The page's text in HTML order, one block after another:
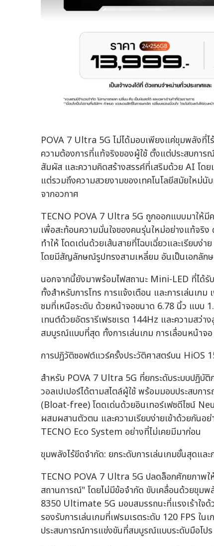
POVA 7 Ultra 5G ไม่ได้มอบเพียงแค่ขุมพลังที่
ความต้องการที่แท้จริงของผู้ใช้ ตั้งแต่ประสบการ
สัมผัส และความคิดสร้างสรรค์ที่เสริมด้วย AI โด
แต่รวมถึงความสวยงามของเทคโนโลยีสมัยใหม่นั
จากอวกาศ
TECNO POVA 7 Ultra 5G ถูกออกแบบมาให้มี
เพื่อสะท้อนความมั่นใจของคนรุ่นใหม่อย่างแท้จ
ทำให้ โดดเด่นด้วยเส้นสายที่โฉบเฉี่ยวและเรียบง่
โดยมีสัญลักษณ์รูปทรงสามเหลี่ยม อันเป็นเอกลัก
นอกจากนี้ยังมาพร้อมไฟสถานะ Mini-LED ที่ได้
ทั้งสำหรับการโทร การแจ้งเตือน และการเล่นเก
ชมที่เหนือระดับ ด้วยหน้าจอขนาด 6.78 นิ้ว แบบ
เทนต์ด้วยอัตรารีเฟรชเรต 144Hz และความสว่
สมบูรณ์แบบที่สุด ทั้งการเล่นเกม การเลื่อนหน้าจ
การปฏิวัติซอฟต์แวร์ครั้งประวัติศาสตร์บน HiOS
สำหรับ POVA 7 Ultra 5G ที่ยกระดับระบบปฏิบั
วอลเปเปอร์ได้ตามสไตล์ผู้ใช้ พร้อมมอบประสบกา
(Bloat-free) โดดเด่นด้วยอินเทอร์เฟซดีไซน์
ผสมผสานตัวตน และความเรียบง่ายเข้าด้วยกันอ
TECNO Eco System อย่างที่ไม่เคยมีมาก่อน
ขุมพลังไร้ขีดจำกัด: ยกระดับการเล่นเกมขั้นสุดแล
TECNO POVA 7 Ultra 5G ปลดล็อกศักยภาพใ
สถานการณ์" โดยไม่มีข้อจำกัด ขับเคลื่อนด้วยขุม
8350 Ultimate 5G มอบสมรรถนะที่แรงเร้าใจ
รองรับการเล่นเกมที่เฟรมเรตระดับ 120 FPS ใ
ประสบการณ์การแข่งขันที่สมบูรณ์แบบระดับมือโปร